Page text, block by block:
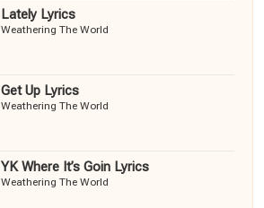
Lately Lyrics
Weathering The World
Get Up Lyrics
Weathering The World
YK Where It’s Goin Lyrics
Weathering The World